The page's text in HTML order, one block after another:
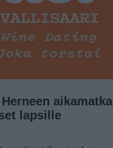
aikamatka
lapsille